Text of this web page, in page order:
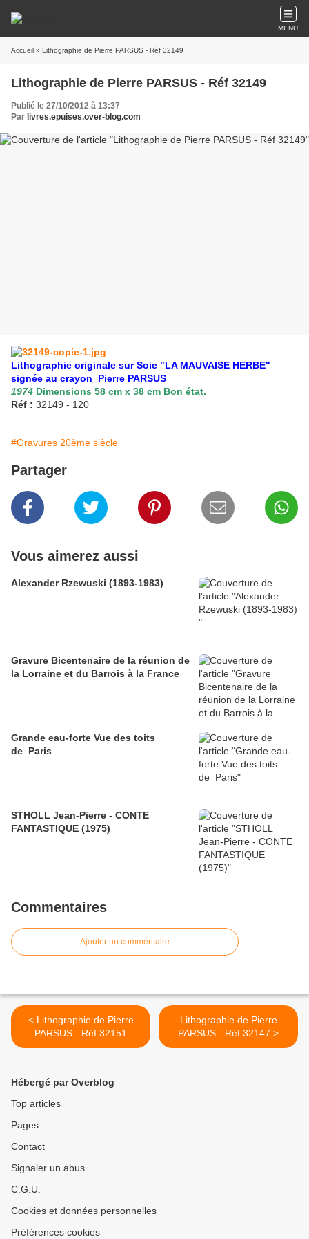
MENU
Accueil » Lithographie de Pierre PARSUS - Réf 32149
Lithographie de Pierre PARSUS - Réf 32149
Publié le 27/10/2012 à 13:37
Par livres.epuises.over-blog.com
Lithographie originale sur Soie "LA MAUVAISE HERBE"
signée au crayon Pierre PARSUS
1974 Dimensions 58 cm x 38 cm Bon état.
Réf : 32149 - 120
#Gravures 20ème siècle
Partager
Vous aimerez aussi
Alexander Rzewuski (1893-1983)
Gravure Bicentenaire de la réunion de
la Lorraine et du Barrois à la France
Grande eau-forte Vue des toits
de Paris
STHOLL Jean-Pierre - CONTE
FANTASTIQUE (1975)
Commentaires
Ajouter un commentaire
< Lithographie de Pierre
PARSUS - Réf 32151
Lithographie de Pierre
PARSUS - Réf 32147 >
Hébergé par Overblog
Top articles
Pages
Contact
Signaler un abus
C.G.U.
Cookies et données personnelles
Préférences cookies